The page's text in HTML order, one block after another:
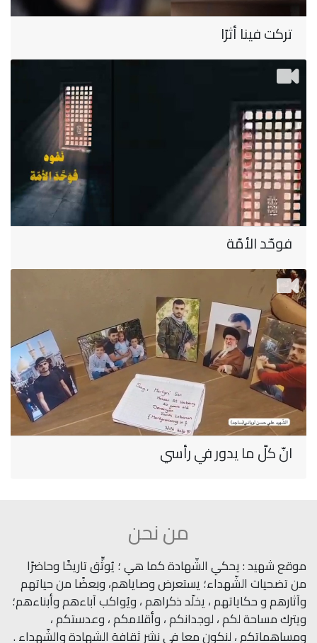
تركت فينا أثرًا
فوحّد الأمّة
انّ كلّ ما يدور في رأسي
من نحن
موقع شهيد : يحكي الشّهادة كما هي ؛ يُوثِّق تاريخًا وحاضرًا
من تضحيات الشّهداء؛ يستعرض وصاياهم، وبعضًا من حياتهم
وآثارهم و حكاياتهم ، يخلّد ذكراهم ، ويُواكب آباءهم وأبناءهم؛
ويترك مساحة لكم ، لوجدانكم ، وأقلامكم ، وعدستكم ،
ومساهماتكم ، لنكون معا في نشر ثقافة الشهادة والشّهداء .